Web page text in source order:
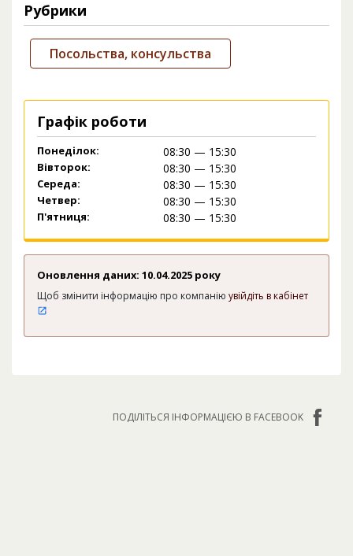
Рубрики
Посольства, консульства
Графік роботи
Понеділок: 08:30 — 15:30
Вівторок: 08:30 — 15:30
Середа: 08:30 — 15:30
Четвер: 08:30 — 15:30
П'ятниця: 08:30 — 15:30
Оновлення даних: 10.04.2025 року
Щоб змінити інформацію про компанію увійдіть в кабінет
ПОДІЛІТЬСЯ ІНФОРМАЦІЄЮ В FACEBOOK